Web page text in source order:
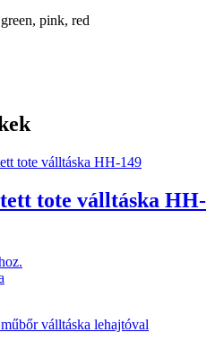
pink, red
tote válltáska HH-